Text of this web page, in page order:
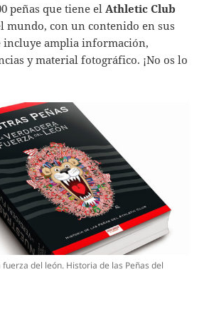
peñas que tiene el Athletic Club
mundo, con un contenido en sus
incluye amplia información,
y material fotográfico. ¡No os lo
del león. Historia de las Peñas del